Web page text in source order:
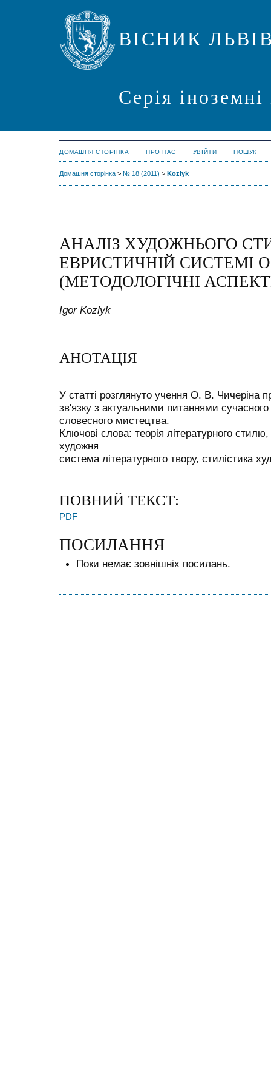
ВІСНИК
Серія
ДОМАШНЯ СТОРІНКА ПРО НАС УВІЙТИ ПОШУК
Домашня сторінка > № 18 (2011) > Kozlyk
АНАЛІЗ ХУДОЖНЬОГО
ЕВРИСТИЧНІЙ СИСТЕМІ
(МЕТОДОЛОГІЧНІ
Igor Kozlyk
АНОТАЦІЯ
У статті розглянуто учення О. В. Чичеріна
зв'язку з актуальними питаннями
словесного мистецтва.
Ключові слова: теорія літературного
художня
система літературного твору, стилістика
ПОВНИЙ ТЕКСТ:
PDF
ПОСИЛАННЯ
Поки немає зовнішніх посилань.